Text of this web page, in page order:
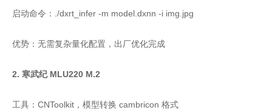
启动命令：./dxrt_infer -m model.dxnn -i img.jpg
优势：无需复杂量化配置，出厂优化完成
2. 寒武纪 MLU220 M.2
工具：CNToolkit，模型转换 cambricon 格式